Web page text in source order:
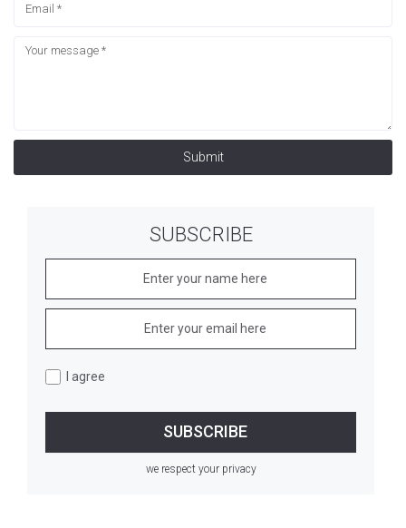
Submit
SUBSCRIBE
I agree
we respect your privacy